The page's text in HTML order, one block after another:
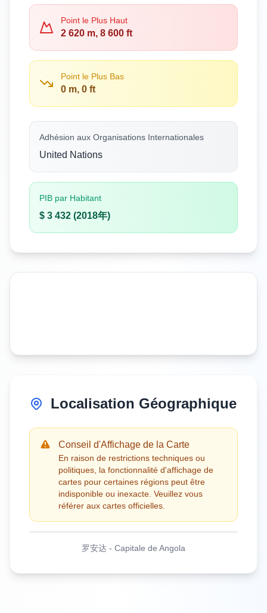
Point le Plus Haut
2 620 m, 8 600 ft
Point le Plus Bas
0 m, 0 ft
Adhésion aux Organisations Internationales
United Nations
PIB par Habitant
$ 3 432 (2018年)
Localisation Géographique
Conseil d'Affichage de la Carte
En raison de restrictions techniques ou
politiques, la fonctionnalité d'affichage de
cartes pour certaines régions peut être
indisponible ou inexacte. Veuillez vous
référer aux cartes officielles.
罗安达 - Capitale de Angola